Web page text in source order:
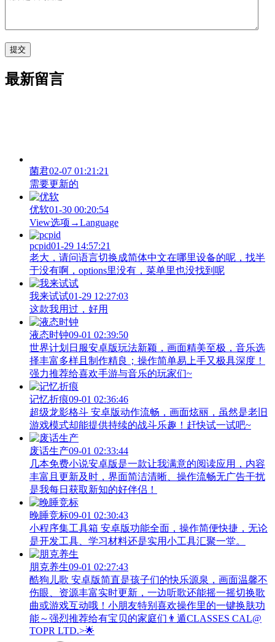
最新留言
菌君02-07 01:21:21
需要更新的
优软01-30 00:20:54
View‌选项→Language
pcpid01-29 14:57:21
老大，请问语言切换成简体中文在哪里设备的呢，找半
于没有啊，options里没有，菜单里也没找到呢
我来试试01-29 12:27:03
这款我用过，好用
液态时钟09-01 02:39:50
世界计划日服安卓版玩法新颖，画面精美至极，音乐选
择丰富多样且制作精良；操作简单易上手又极具深度！
强力推荐给喜欢手游与音乐的玩家们~
记忆折痕09-01 02:36:46
超级龙影格斗 安卓版动作流畅，画面炫丽，虽然是老旧
游戏模式却能提供持续的战斗乐趣！赶快试一试吧~
废话生产09-01 02:33:44
几本免费小说安卓版是一款让我满意的阅读应用，内容
丰富且更新及时，界面简洁清晰、操作流畅无广告干扰
是我每日获取新知的好伴侣！
晚睡竞标09-01 02:30:43
小程序集工具箱 安卓版功能全面，操作简便快捷，无论
是开发工具、学习材料还是实用小工具汇聚一堂。
朋克养生09-01 02:27:43
酷狗儿歌 安卓版简直是孩子们的快乐源泉，画面温馨不
伤眼、资源丰富实时更新，一边听歌还能摇一摇切换歌
曲或游戏互动哦！小朋友特别喜欢操作里的一键换肤功
能～强烈推荐给有宝贝的家庭们👨‍遁️CLASSES CAL@
TOPR LTD.>🌟